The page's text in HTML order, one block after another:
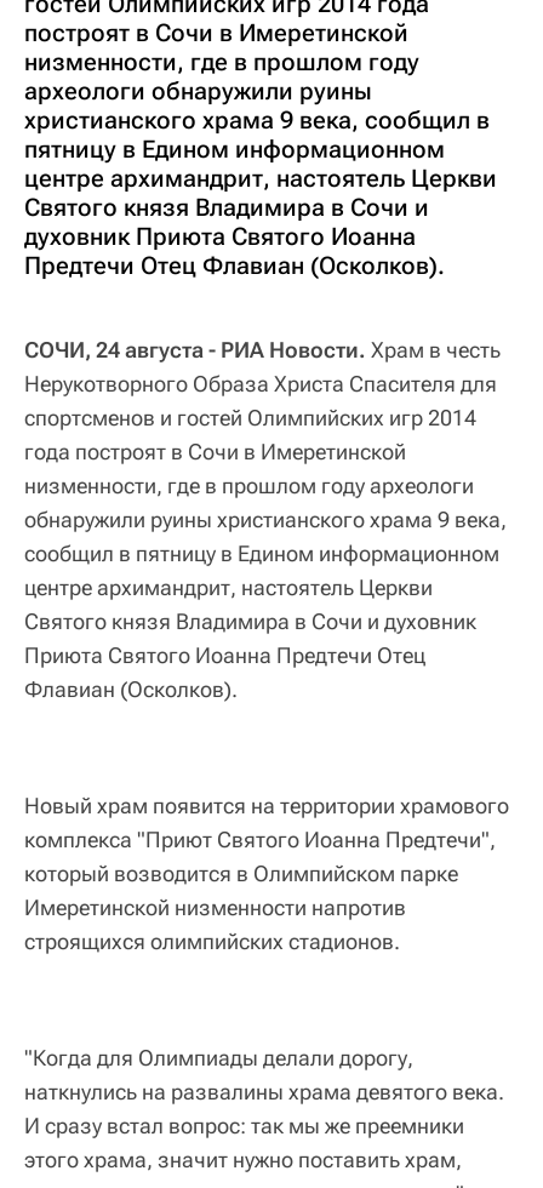
построят в Сочи в Имеретинской
низменности, где в прошлом году
археологи обнаружили руины
христианского храма 9 века, сообщил в
пятницу в Едином информационном
центре архимандрит, настоятель Церкви
Святого князя Владимира в Сочи и
духовник Приюта Святого Иоанна
Предтечи Отец Флавиан (Осколков).
СОЧИ, 24 августа - РИА Новости. Храм в честь
Нерукотворного Образа Христа Спасителя для
спортсменов и гостей Олимпийских игр 2014
года построят в Сочи в Имеретинской
низменности, где в прошлом году археологи
обнаружили руины христианского храма 9 века,
сообщил в пятницу в Едином информационном
центре архимандрит, настоятель Церкви
Святого князя Владимира в Сочи и духовник
Приюта Святого Иоанна Предтечи Отец
Флавиан (Осколков).
Новый храм появится на территории храмового
комплекса "Приют Святого Иоанна Предтечи",
который возводится в Олимпийском парке
Имеретинской низменности напротив
строящихся олимпийских стадионов.
"Когда для Олимпиады делали дорогу,
наткнулись на развалины храма девятого века.
И сразу встал вопрос: так мы же преемники
этого храма, значит нужно поставить храм,